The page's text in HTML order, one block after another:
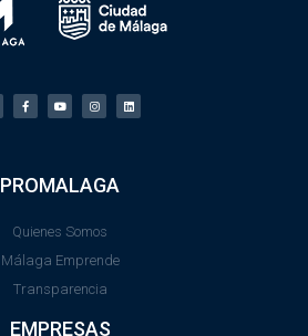
PROMALAGA
Quienes Somos
Málaga Emprende
Transparencia
EMPRESAS